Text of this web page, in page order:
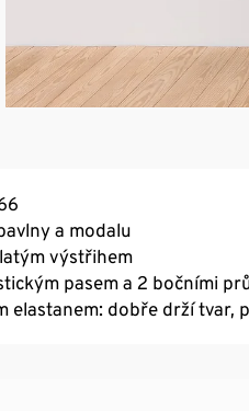
a modalu
výstřihem
pasem a 2 bočními
elastanem: dobře drží tvar,